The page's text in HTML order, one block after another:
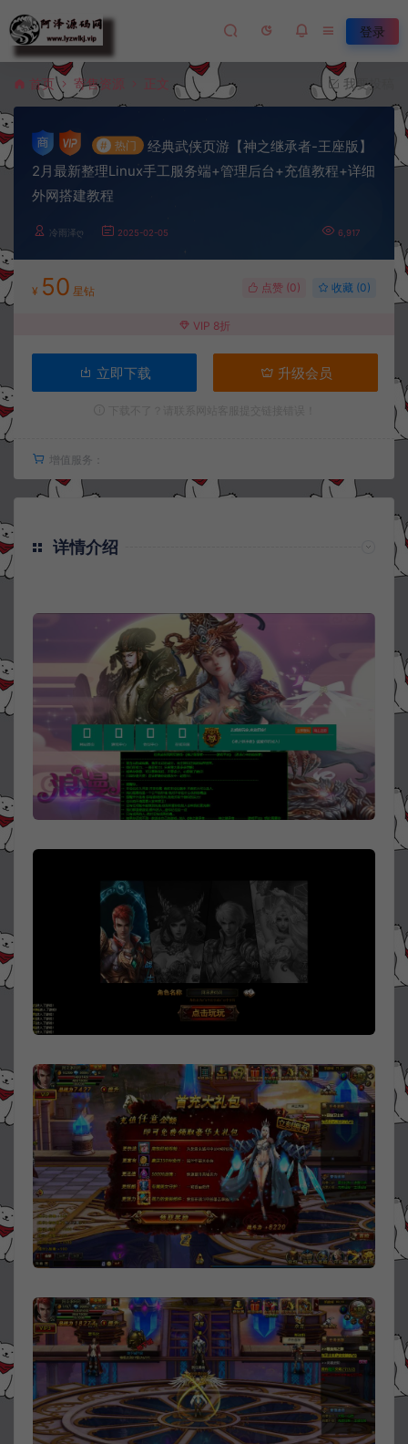
登录
首页 寄售资源 正文 我要投稿
# 热门
经典武侠页游【神之继承者-王座版】
2月最新整理Linux手工服务端+管理后台+充值教程+详细
外网搭建教程
冷雨泽ღ 2025-02-05 6,917
¥ 50 星钻 点赞 (0) 收藏 (0)
VIP 8折
立即下载 升级会员
增值服务：
详情介绍